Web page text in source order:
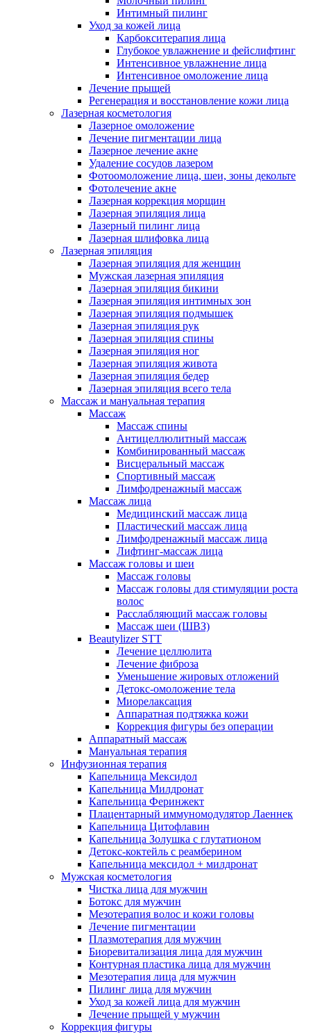
Интимный пилинг
Уход за кожей лица
Карбокситерапия лица
Глубокое увлажнение и фейслифтинг
Интенсивное увлажнение лица
Интенсивное омоложение лица
Лечение прыщей
Регенерация и восстановление кожи лица
Лазерная косметология
Лазерное омоложение
Лечение пигментации лица
Лазерное лечение акне
Удаление сосудов лазером
Фотоомоложение лица, шеи, зоны декольте
Фотолечение акне
Лазерная коррекция морщин
Лазерная эпиляция лица
Лазерный пилинг лица
Лазерная шлифовка лица
Лазерная эпиляция
Лазерная эпиляция для женщин
Мужская лазерная эпиляция
Лазерная эпиляция бикини
Лазерная эпиляция интимных зон
Лазерная эпиляция подмышек
Лазерная эпиляция рук
Лазерная эпиляция спины
Лазерная эпиляция ног
Лазерная эпиляция живота
Лазерная эпиляция бедер
Лазерная эпиляция всего тела
Массаж и мануальная терапия
Массаж
Массаж спины
Антицеллюлитный массаж
Комбинированный массаж
Висцеральный массаж
Спортивный массаж
Лимфодренажный массаж
Массаж лица
Медицинский массаж лица
Пластический массаж лица
Лимфодренажный массаж лица
Лифтинг-массаж лица
Массаж головы и шеи
Массаж головы
Массаж головы для стимуляции роста
волос
Расслабляющий массаж головы
Массаж шеи (ШВЗ)
Beautylizer STT
Лечение целлюлита
Лечение фиброза
Уменьшение жировых отложений
Детокс-омоложение тела
Миорелаксация
Аппаратная подтяжка кожи
Коррекция фигуры без операции
Аппаратный массаж
Мануальная терапия
Инфузионная терапия
Капельница Мексидол
Капельница Милдронат
Капельница Феринжект
Плацентарный иммуномодулятор Лаеннек
Капельница Цитофлавин
Капельница Золушка с глутатионом
Детокс-коктейль с реамберином
Капельница мексидол + милдронат
Мужская косметология
Чистка лица для мужчин
Ботокс для мужчин
Мезотерапия волос и кожи головы
Лечение пигментации
Плазмотерапия для мужчин
Биоревитализация лица для мужчин
Контурная пластика лица для мужчин
Мезотерапия лица для мужчин
Пилинг лица для мужчин
Уход за кожей лица для мужчин
Лечение прыщей у мужчин
Коррекция фигуры